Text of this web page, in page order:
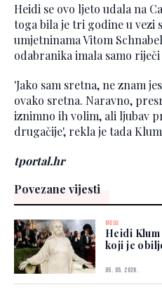
Heidi se ovo ljeto udala na
toga bila je tri godine u vezi
umjetninama Vitom
odabranika imala samo
'Jako sam sretna, ne znam
ovako sretna. Naravno,
iznimno ih volim, ali ljubav
drugačije', rekla je tada
tportal.hr
Povezane vijesti
MODA
Heidi
koji je
05. 05. 2026.